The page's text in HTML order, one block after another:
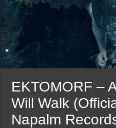
EKTOMORF –
Will Walk
Napalm